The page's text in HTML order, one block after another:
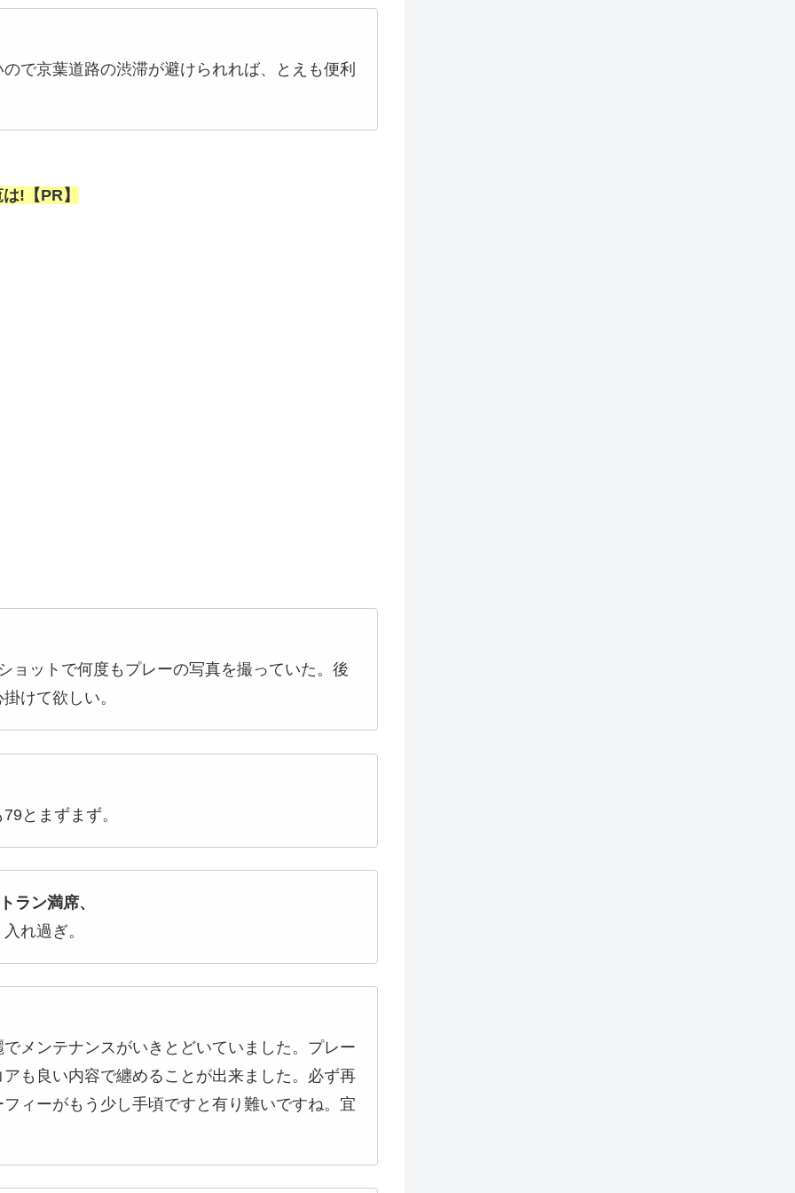
で京葉道路の渋滞が避けられれば、とえも便利
!【PR】
ョットで何度もプレーの写真を撮っていた。後
けて欲しい。
とまずまず。
ラン満席、
れ過ぎ。
メンテナンスがいきとどいていました。プレー
も良い内容で纏めることが出来ました。必ず再
ィーがもう少し手頃ですと有り難いですね。宜